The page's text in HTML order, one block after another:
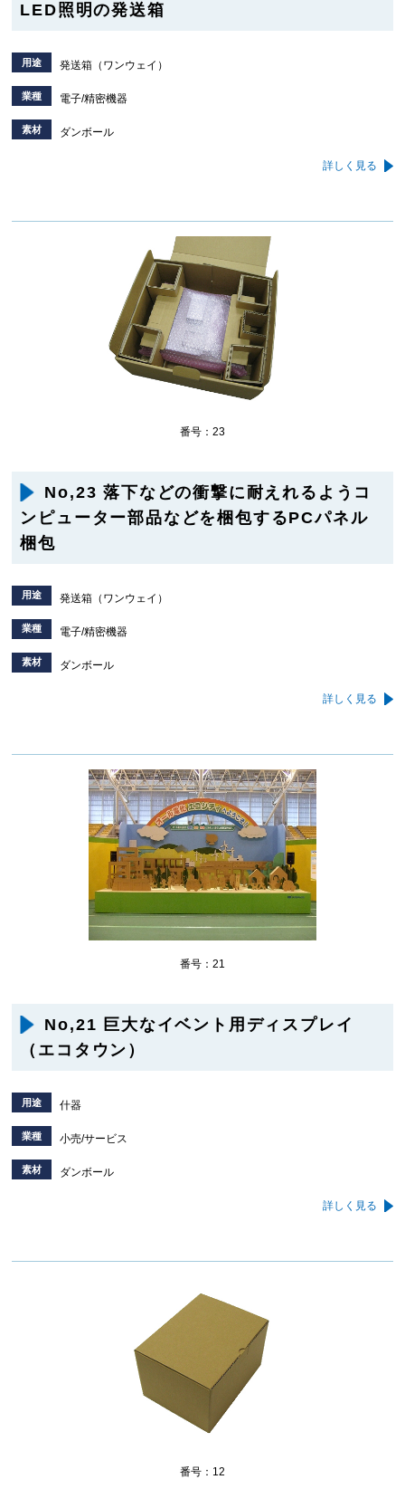
LED照明の発送箱
用途 発送箱（ワンウェイ）
業種 電子/精密機器
素材 ダンボール
詳しく見る
番号：23
No,23 落下などの衝撃に耐えれるようコ
ンピューター部品などを梱包するPCパネル
梱包
用途 発送箱（ワンウェイ）
業種 電子/精密機器
素材 ダンボール
詳しく見る
番号：21
No,21 巨大なイベント用ディスプレイ
（エコタウン）
用途 什器
業種 小売/サービス
素材 ダンボール
詳しく見る
番号：12